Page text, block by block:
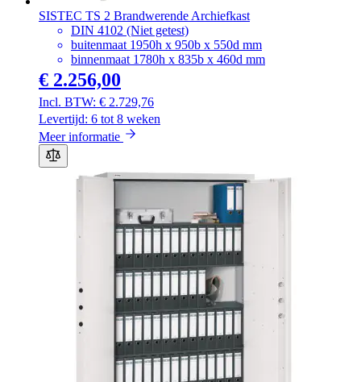
SISTEC TS 2 Brandwerende Archiefkast
DIN 4102 (Niet getest)
buitenmaat 1950h x 950b x 550d mm
binnenmaat 1780h x 835b x 460d mm
€ 2.729,76
€ 2.256,00
Levertijd: 6 tot 8 weken
Meer informatie